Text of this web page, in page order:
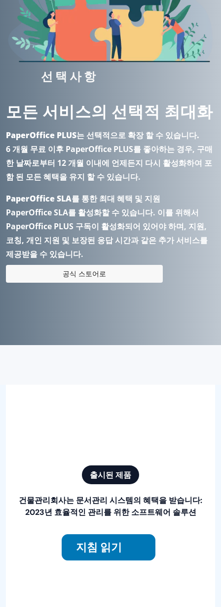
선택사항
모든 서비스의 선택적 최대화
PaperOffice PLUS는 선택적으로 확장 할 수 있습니다.
6 개월 무료 이후 PaperOffice PLUS를 좋아하는 경우, 구매
한 날짜로부터 12 개월 이내에 언제든지 다시 활성화하여 포
함 된 모든 혜택을 유지 할 수 있습니다.
PaperOffice SLA를 통한 최대 혜택 및 지원
PaperOffice SLA를 활성화할 수 있습니다. 이를 위해서
PaperOffice PLUS 구독이 활성화되어 있어야 하며, 지원,
코칭, 개인 지원 및 보장된 응답 시간과 같은 추가 서비스를
제공받을 수 있습니다.
공식 스토어로
출시된 제품
건물관리회사는 문서관리 시스템의 혜택을 받습니다:
2023년 효율적인 관리를 위한 소프트웨어 솔루션
지침 읽기